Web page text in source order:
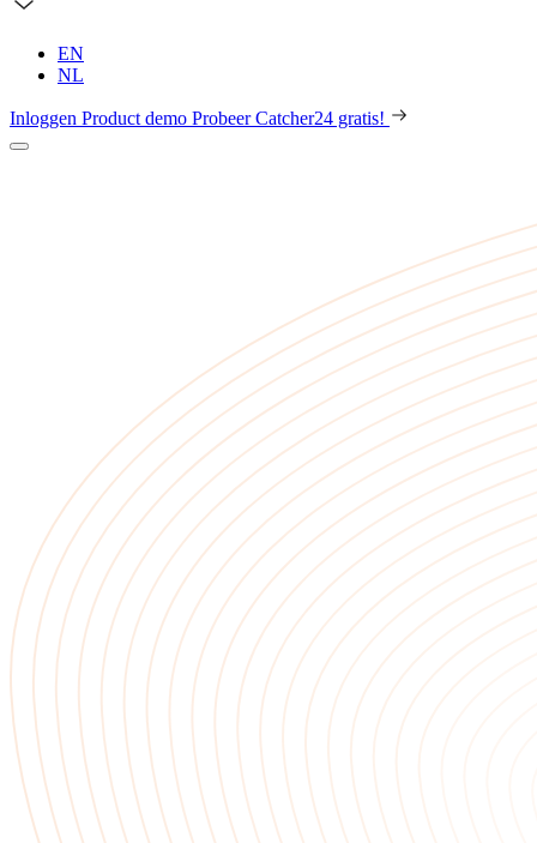
EN
NL
Inloggen Product demo Probeer Catcher24 gratis!